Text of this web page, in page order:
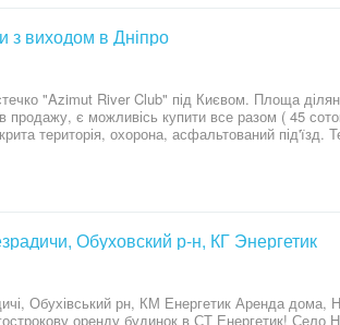
22 сотки на березі затоки з виходом в Дніпро
під Києвом. Площа ділянки – 22,5 соток. Річкою Стугна є вихід у
купити все разом ( 45 соток ). Дуже тихе та чисте
охорона, асфальтований під'їзд. Територія закрита, перегляди за
Обуховский р-н, КГ Энергетик
Обухівський рн, КМ Енергетик Аренда